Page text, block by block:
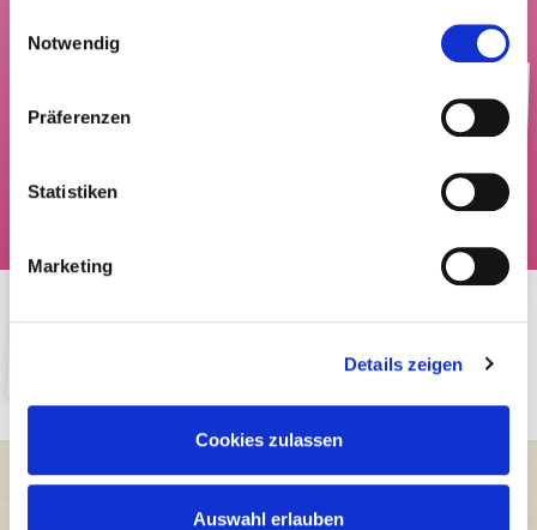
zulassen" Ihre Zustimmung zu allen Cookies und
personenbezogenen Daten, den damit verfolgten Zweck
Datenschutzerklärung
und unter "Details zeigen".
Notwendig
Präferenzen
Statistiken
Marketing
Details zeigen
Cookies zulassen
Auswahl erlauben
Ich freue mich auf Ihre
Fondants und Glasuren
ONLINEKAUFEN